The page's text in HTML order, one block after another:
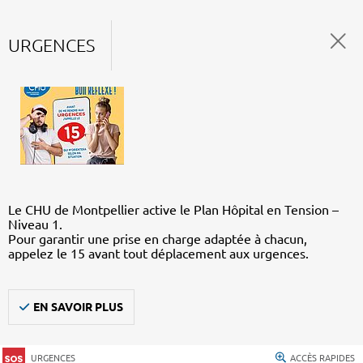
URGENCES
Le CHU de Montpellier active le Plan Hôpital en Tension –
Niveau 1.
Pour garantir une prise en charge adaptée à chacun,
appelez le 15 avant tout déplacement aux urgences.
EN SAVOIR PLUS
URGENCES ACCÈS RAPIDES